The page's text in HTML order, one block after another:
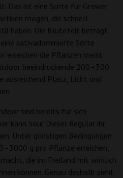
Das ist eine Sorte für Grower
mögen, die schnell
haben. Die Blütezeit beträgt
sativadominierte Sorte
erreichen die Pflanzen meist
beeindruckende 200–300
ausreichend Platz, Licht und
sind bereits für sich
kann Sour Diesel Regular ihr
Unter günstigen Bedingungen
g pro Pflanze erreichen,
die im Freiland mit wirklich
können. Genau deshalb zieht